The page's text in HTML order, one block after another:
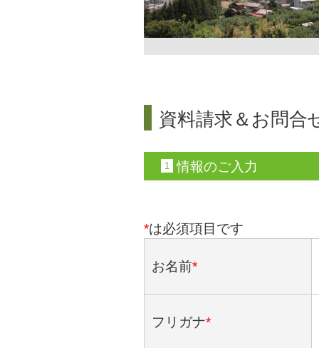
資料請求＆お問合
1 情報のご入力
*は必須項目です
お名前*
フリガナ*